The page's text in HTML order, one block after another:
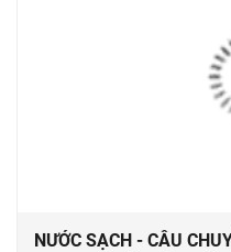
NƯỚC SẠCH - CÂU